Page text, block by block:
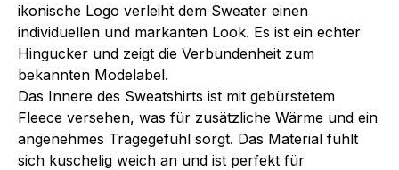
ikonische Logo verleiht dem Sweater einen
individuellen und markanten Look. Es ist ein echter
Hingucker und zeigt die Verbundenheit zum
bekannten Modelabel.
Das Innere des Sweatshirts ist mit gebürstetem
Fleece versehen, was für zusätzliche Wärme und ein
angenehmes Tragegefühl sorgt. Das Material fühlt
sich kuschelig weich an und ist perfekt für